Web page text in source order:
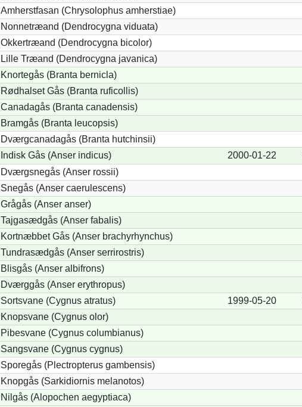
Amherstfasan (Chrysolophus amherstiae)
Nonnetræand (Dendrocygna viduata)
Okkertræand (Dendrocygna bicolor)
Lille Træand (Dendrocygna javanica)
Knortegås (Branta bernicla)
Rødhalset Gås (Branta ruficollis)
Canadagås (Branta canadensis)
Bramgås (Branta leucopsis)
Dværgcanadagås (Branta hutchinsii)
Indisk Gås (Anser indicus) 2000-01-22
Dværgsnegås (Anser rossii)
Snegås (Anser caerulescens)
Grågås (Anser anser)
Tajgasædgås (Anser fabalis)
Kortnæbbet Gås (Anser brachyrhynchus)
Tundrasædgås (Anser serrirostris)
Blisgås (Anser albifrons)
Dværggås (Anser erythropus)
Sortsvane (Cygnus atratus) 1999-05-20
Knopsvane (Cygnus olor)
Pibesvane (Cygnus columbianus)
Sangsvane (Cygnus cygnus)
Sporegås (Plectropterus gambensis)
Knopgås (Sarkidiornis melanotos)
Nilgås (Alopochen aegyptiaca)